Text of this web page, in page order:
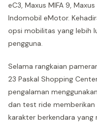
eC3, Maxus MIFA 9,
Indomobil eMotor.
opsi mobilitas yang lebih
pengguna.
Selama rangkaian
23 Paskal Shopping
pengalaman
dan test ride memberikan
karakter berkendara yang